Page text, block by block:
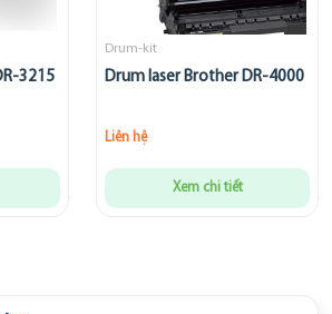
3215
Drum-kit
Drum laser Brother DR-4000
Liên hệ
Xem chi tiết